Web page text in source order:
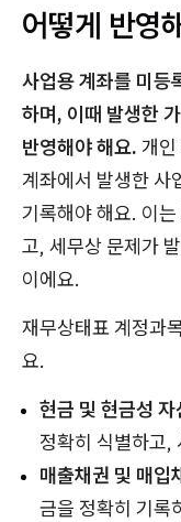
어떻게 반영
사업용 계좌를 미등
하며, 이때 발생한
반영해야 해요. 개
계좌에서 발생한 사
기록해야 해요. 이
고, 세무상 문제가
이에요.
재무상태표 계정과
요.
현금 및 현금성 자
정확히 식별하고,
매출채권 및 매입
금을 정확히 기록